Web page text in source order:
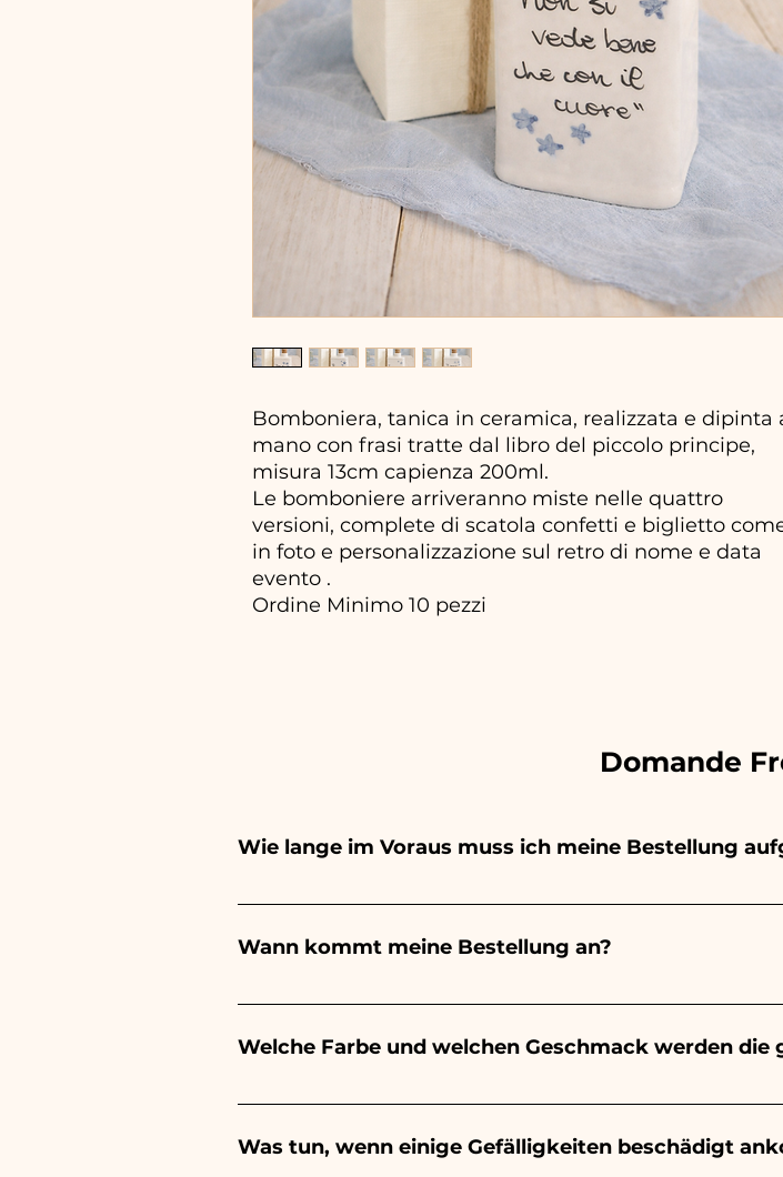
Bomboniera, tanica in ceramica, realizzata e dipinta
mano con frasi tratte dal libro del piccolo principe,
misura 13cm capienza 200ml.
Le bomboniere arriveranno miste nelle quattro
versioni, complete di scatola confetti e biglietto
in foto e personalizzazione sul retro di nome e data
evento .
Ordine Minimo 10 pezzi
Domande
Wie lange im Voraus muss ich meine Bestellung
Ceramiche Ania kreiert und bemalt vollständig von Hand,
Ihrer Veranstaltung aufzugeben. Wenn Ihre Veranstaltung
Wann kommt meine Bestellung an?
Der Eingang der Bestellung ist 10/15 Tage vor der
Welche Farbe und welchen Geschmack werden die
Der Geschmack der gezuckerten Mandeln wird immer
es rosa sein - Zur Taufe, zum Geburtstag, zur Kommunion,
Was tun, wenn einige Gefälligkeiten beschädigt